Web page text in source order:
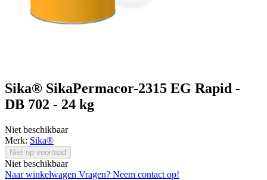
Sika® SikaPermacor-2315 EG Rapid -
DB 702 - 24 kg
Niet beschikbaar
Merk: Sika®
Niet op voorraad
Niet beschikbaar
Naar winkelwagen Vragen? Neem contact op!